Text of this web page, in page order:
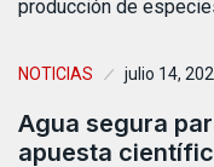
producción de
NOTICIAS julio 14,
Agua segura
apuesta